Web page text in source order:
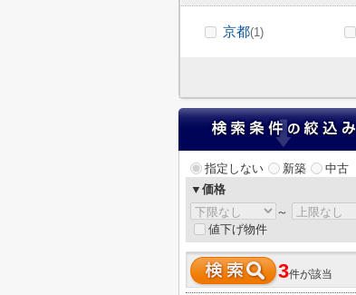
京都(1)
指定しない 新築
中古
▼価格
～
値下げ物件
3件が該当